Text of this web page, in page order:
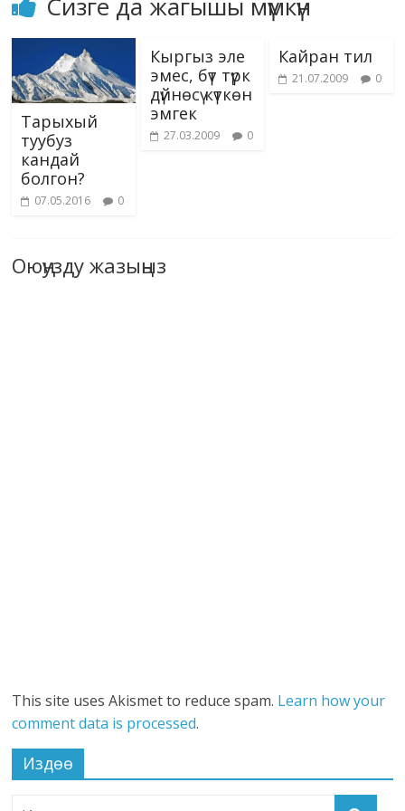
Сизге да жагышы мүмкүн
Тарыхый
туубуз
кандай
болгон?
07.05.2016 0
Кыргыз эле
эмес, бүт түрк
дүйнөсү күткөн
эмгек
27.03.2009 0
Кайран тил
21.07.2009 0
Оюңузду жазыңыз
This site uses Akismet to reduce spam. Learn how your
comment data is processed.
Издөө